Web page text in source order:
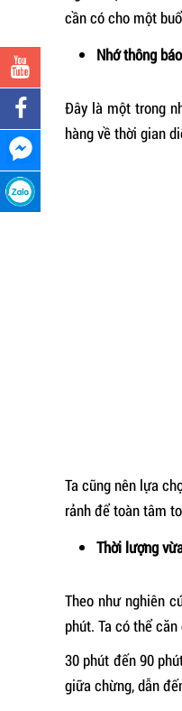
cần có cho một
Nhớ thông
Đây là một trong
hàng về thời gian
Ta cũng nên lựa
rảnh để toàn tâm
Thời lượng
Theo như nghiên
phút. Ta có thể
30 phút đến 90
giữa chừng, dẫn